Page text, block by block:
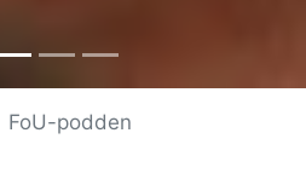
FoU-podden